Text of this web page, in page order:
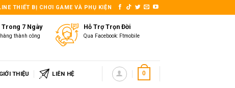
THIẾT BỊ CHƠI GAME VÀ PHỤ KIỆN
7 Ngày
thành công
Hỗ Trợ Trọn Đời
Qua Facebook: Ftmobile
GIỚI THIỆU LIÊN HỆ 0